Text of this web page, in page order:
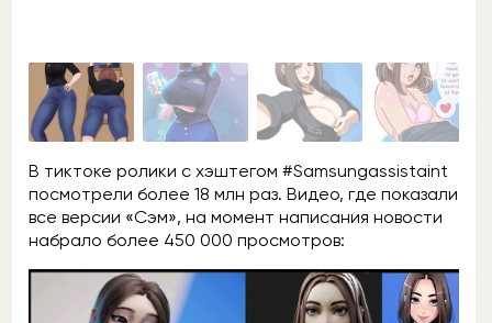
В тиктоке ролики с хэштегом #Samsungassistaint
посмотрели более 18 млн раз. Видео, где показали
все версии «Сэм», на момент написания новости
набрало более 450 000 просмотров: